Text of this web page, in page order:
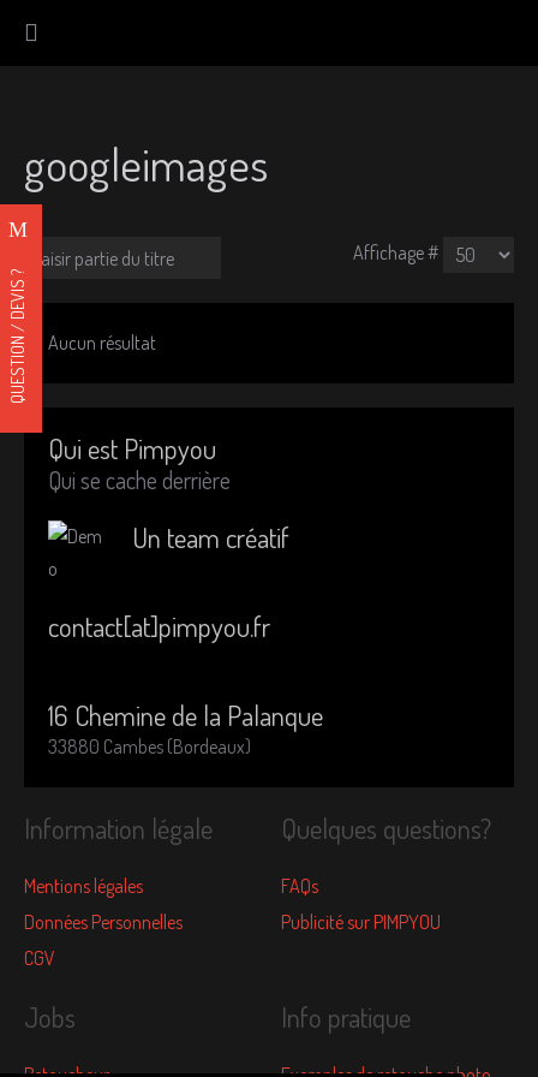
googleimages
Affichage #
Aucun résultat
Qui est Pimpyou
Qui se cache derrière
Un team créatif
contact[at]pimpyou.fr
16 Chemine de la Palanque
33880 Cambes (Bordeaux)
Information légale
Mentions légales
Données Personnelles
CGV
Quelques questions?
FAQs
Publicité sur PIMPYOU
Jobs Info pratique
QUESTION / DEVIS ?